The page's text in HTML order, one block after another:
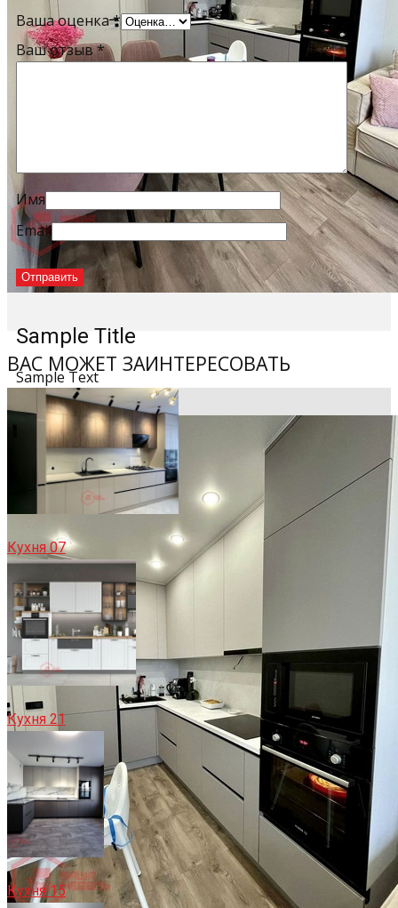
Sample Title
Sample Text
Ваша оценка*
Ваш отзыв*
Имя
Email
ВАС МОЖЕТ ЗАИНТЕРЕСОВАТЬ
Кухня 07
Кухня 21
Кухня 15